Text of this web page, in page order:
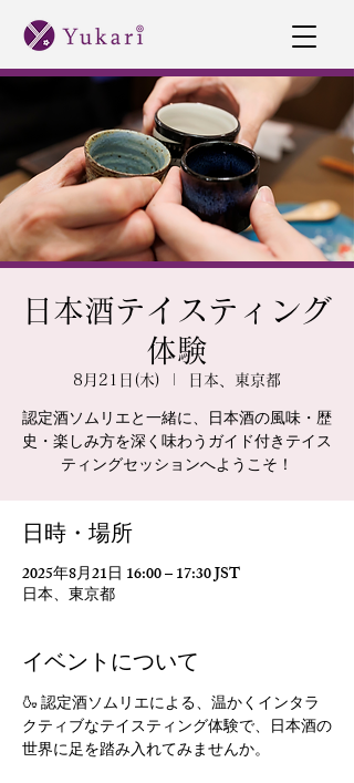
日本酒テイスティング
体験
8月21日(木) 日本、東京都
認定酒ソムリエと一緒に、日本酒の風味・歴
史・楽しみ方を深く味わうガイド付きテイス
ティングセッションへようこそ！
日時・場所
2025年8月21日 16:00 – 17:30 JST
日本、東京都
イベントについて
🍶 認定酒ソムリエによる、温かくインタラ
クティブなテイスティング体験で、日本酒の
世界に足を踏み入れてみませんか。